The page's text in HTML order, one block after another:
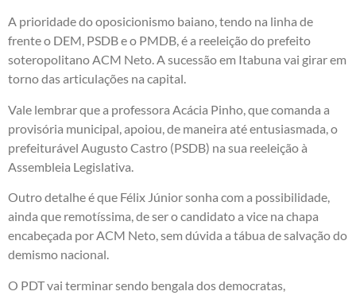
A prioridade do oposicionismo baiano, tendo na linha de
frente o DEM, PSDB e o PMDB, é a reeleição do prefeito
soteropolitano ACM Neto. A sucessão em Itabuna vai girar em
torno das articulações na capital.
Vale lembrar que a professora Acácia Pinho, que comanda a
provisória municipal, apoiou, de maneira até entusiasmada, o
prefeiturável Augusto Castro (PSDB) na sua reeleição à
Assembleia Legislativa.
Outro detalhe é que Félix Júnior sonha com a possibilidade,
ainda que remotíssima, de ser o candidato a vice na chapa
encabeçada por ACM Neto, sem dúvida a tábua de salvação do
demismo nacional.
O PDT vai terminar sendo bengala dos democratas,